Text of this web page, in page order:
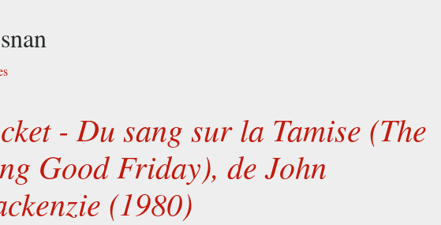
- Du sang sur la Tamise (The
Good Friday), de John
(1980)